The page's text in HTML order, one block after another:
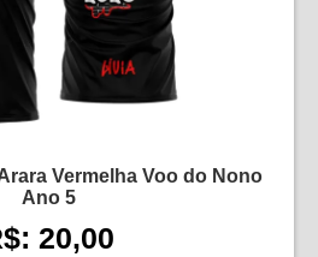
Vermelha Voo do Nono
Ano 5
20,00